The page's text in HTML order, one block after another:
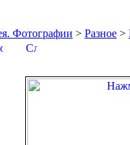
Фотографии > Разное >